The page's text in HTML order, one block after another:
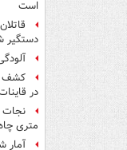
است
دستگیر
در
متری